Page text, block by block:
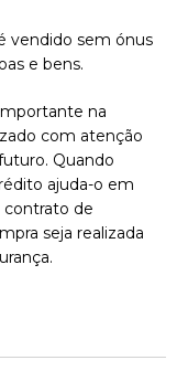
vendido sem ónus
e bens.
na
com atenção
Quando
ajuda-o em
contrato de
seja realizada